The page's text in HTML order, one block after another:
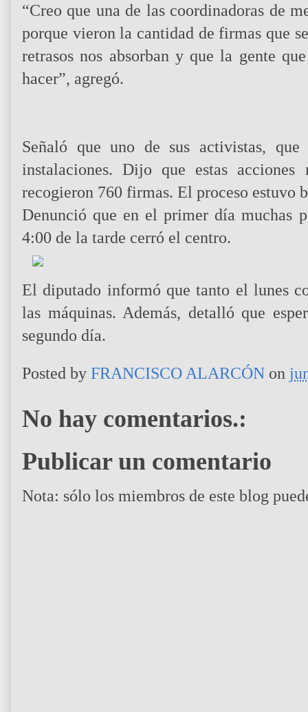
“Creo que una de las coordinadoras de
porque vieron la cantidad de firmas que
retrasos nos absorban y que la gente
hacer”, agregó.
Señaló que uno de sus activistas,
instalaciones. Dijo que estas
recogieron 760 firmas. El proceso estuvo
Denunció que en el primer día muchas
4:00 de la tarde cerró el centro.
El diputado informó que tanto el lunes
las máquinas. Además, detalló que
segundo día.
Posted by FRANCISCO ALARCÓN on
No hay comentarios.:
Publicar un comentario
Nota: sólo los miembros de este blog